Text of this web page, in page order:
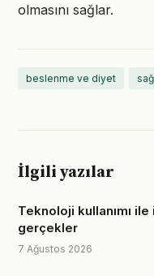
olmasını sağlar.
beslenme ve diyet
İlgili yazılar
Teknoloji kullanımı
gerçekler
7 Ağustos 2026